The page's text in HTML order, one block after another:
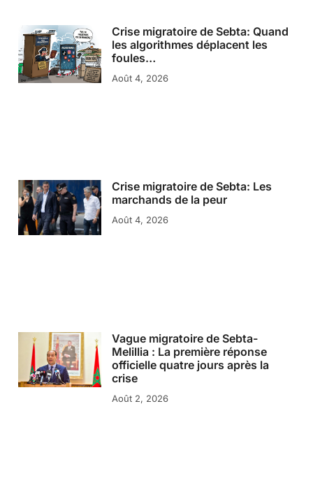
Crise migratoire de Sebta: Quand
les algorithmes déplacent les
foules…
Août 4, 2026
Crise migratoire de Sebta: Les
marchands de la peur
Août 4, 2026
Vague migratoire de Sebta-
Melillia : La première réponse
officielle quatre jours après la
crise
Août 2, 2026